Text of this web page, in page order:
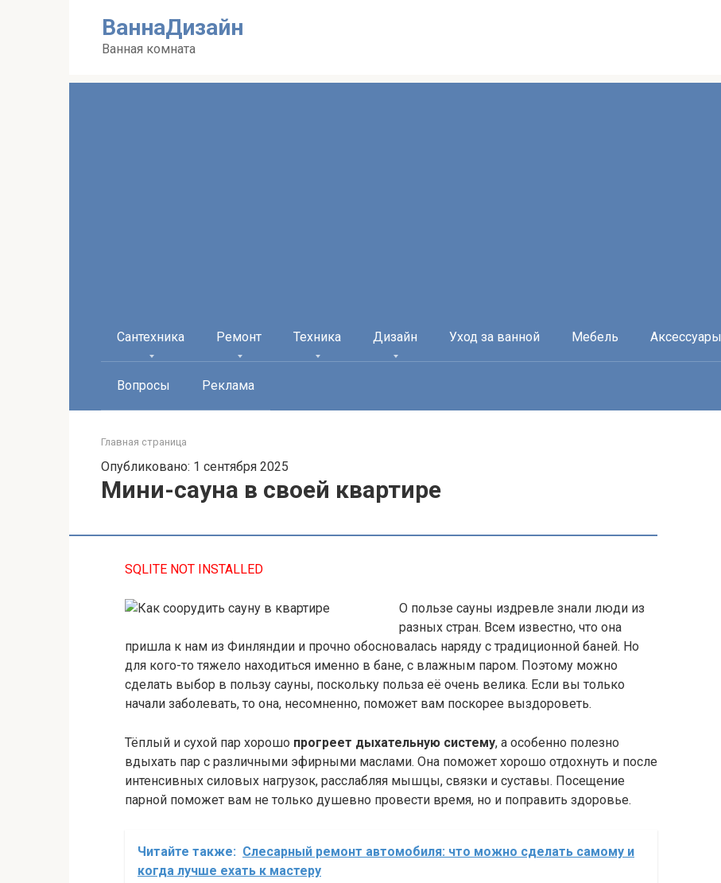
ВаннаДизайн
Ванная комната
Сантехника Ремонт Техника Дизайн Уход за ванной Мебель Аксессуары
Вопросы Реклама
Главная страница
Опубликовано: 1 сентября 2025
Мини-сауна в своей квартире
SQLITE NOT INSTALLED
О пользе сауны издревле знали люди из
разных стран. Всем известно, что она
пришла к нам из Финляндии и прочно обосновалась наряду с традиционной баней. Но
для кого-то тяжело находиться именно в бане, с влажным паром. Поэтому можно
сделать выбор в пользу сауны, поскольку польза её очень велика. Если вы только
начали заболевать, то она, несомненно, поможет вам поскорее выздороветь.
Тёплый и сухой пар хорошо прогреет дыхательную систему, а особенно полезно
вдыхать пар с различными эфирными маслами. Она поможет хорошо отдохнуть и после
интенсивных силовых нагрузок, расслабляя мышцы, связки и суставы. Посещение
парной поможет вам не только душевно провести время, но и поправить здоровье.
Читайте также: Слесарный ремонт автомобиля: что можно сделать самому и
когда лучше ехать к мастеру